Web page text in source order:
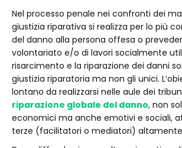
Nel processo penale nei confronti dei
giustizia riparativa si realizza per lo più
del danno alla persona offesa o
volontariato e/o di lavori socialmente
risarcimento e la riparazione dei danni
giustizia riparatoria ma non gli unici.
lontano da realizzarsi nelle aule dei
riparazione globale del danno, non
economici ma anche emotivi e sociali,
terze (facilitatori o mediatori)